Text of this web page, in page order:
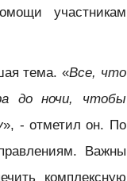
участникам
тема. «Все, что
до ночи, чтобы
», - отметил он. По
Важны
комплексную